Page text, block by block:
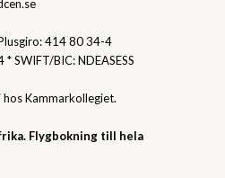
414 80 34-4
SWIFT/BIC: NDEASESS
Kammarkollegiet.
Flygbokning till hela